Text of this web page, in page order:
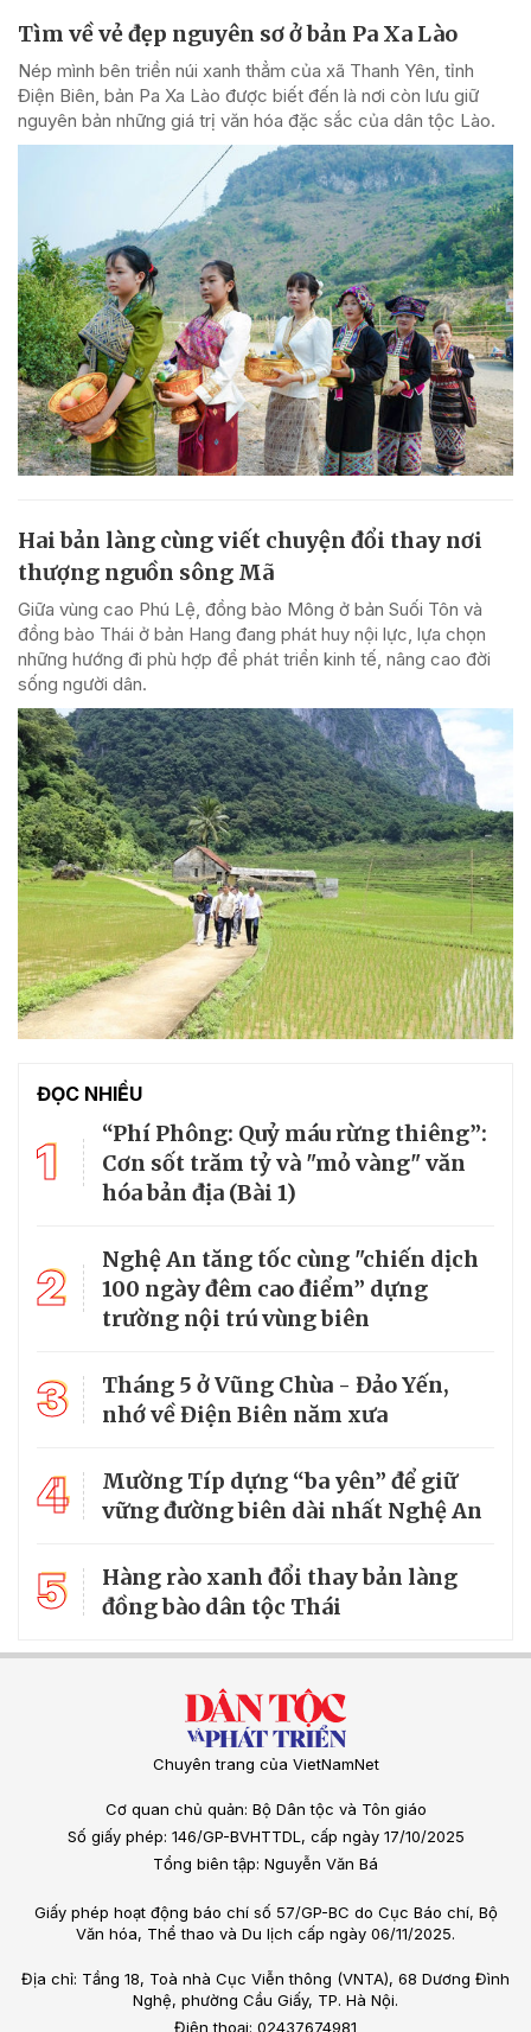
Tìm về vẻ đẹp nguyên sơ ở bản Pa Xa Lào
Nép mình bên triền núi xanh thẳm của xã Thanh Yên, tỉnh
Điện Biên, bản Pa Xa Lào được biết đến là nơi còn lưu giữ
nguyên bản những giá trị văn hóa đặc sắc của dân tộc Lào.
Hai bản làng cùng viết chuyện đổi thay nơi
thượng nguồn sông Mã
Giữa vùng cao Phú Lệ, đồng bào Mông ở bản Suối Tôn và
đồng bào Thái ở bản Hang đang phát huy nội lực, lựa chọn
những hướng đi phù hợp để phát triển kinh tế, nâng cao đời
sống người dân.
ĐỌC NHIỀU
1
“Phí Phông: Quỷ máu rừng thiêng”:
Cơn sốt trăm tỷ và "mỏ vàng" văn
hóa bản địa (Bài 1)
2
Nghệ An tăng tốc cùng "chiến dịch
100 ngày đêm cao điểm” dựng
trường nội trú vùng biên
3
Tháng 5 ở Vũng Chùa - Đảo Yến,
nhớ về Điện Biên năm xưa
4
Mường Típ dựng “ba yên” để giữ
vững đường biên dài nhất Nghệ An
5
Hàng rào xanh đổi thay bản làng
đồng bào dân tộc Thái
Chuyên trang của VietNamNet
Cơ quan chủ quản: Bộ Dân tộc và Tôn giáo
Số giấy phép: 146/GP-BVHTTDL, cấp ngày 17/10/2025
Tổng biên tập: Nguyễn Văn Bá
Giấy phép hoạt động báo chí số 57/GP-BC do Cục Báo chí, Bộ
Văn hóa, Thể thao và Du lịch cấp ngày 06/11/2025.
Địa chỉ: Tầng 18, Toà nhà Cục Viễn thông (VNTA), 68 Dương Đình
Nghệ, phường Cầu Giấy, TP. Hà Nội.
Điện thoại: 02437674981